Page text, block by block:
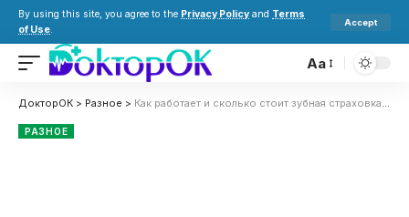
By using this site, you agree to the Privacy Policy and Terms
of Use.
Accept
Aa
ДокторОК > Разное > Как работает и сколько стоит зубная страховка в Германии (Zahnzusatzversicherung)
РАЗНОЕ